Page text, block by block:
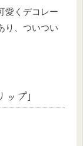
愛くデコレー
り、ついつい
プ」